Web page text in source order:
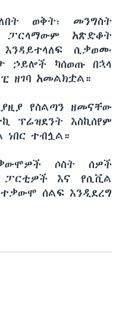
ወቅት፣ መንግስት
ፓርላማውም አጽድቆት
ሲቃወሙ
ኃይሎች ካሰወጡ በኋላ
ዘገባ አመልክቷል።
የስልጣን ዘመናቸው
ፕሬዝደንት እስኪሰየም
ነበር ተብሏል።
ሶስት ሰዎች
ፓርቲዎች እና የሲቪል
ሰልፍ እንዲደረግ